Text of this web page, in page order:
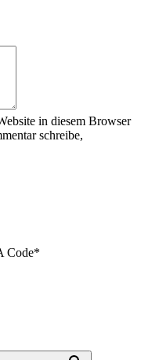
in diesem Browser
schreibe,
Code*